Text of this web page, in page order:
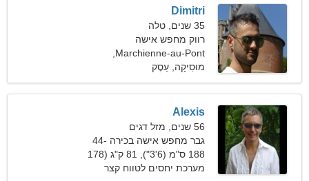
Dimitri
35 שנים, טלה
רווק מחפש אישה
בלגיה
מוּסִיקָה, עֵסֶק
Alexis
56 שנים, מזל דגים
גבר מחפש אישה בכירה 44-
51
188 ס"מ (6'3"), 81 ק"ג (178
פאונד)
מערכת יחסים לטווח קצר